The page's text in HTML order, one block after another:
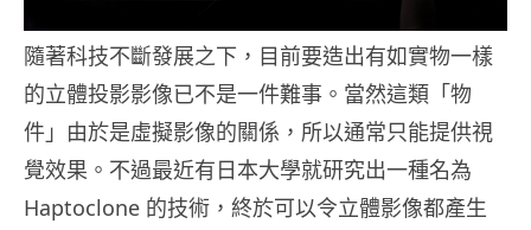
隨著科技不斷發展之下，目前要造出有如實物一樣
的立體投影影像已不是一件難事。當然這類「物
件」由於是虛擬影像的關係，所以通常只能提供視
覺效果。不過最近有日本大學就研究出一種名為
Haptoclone 的技術，終於可以令立體影像都產生